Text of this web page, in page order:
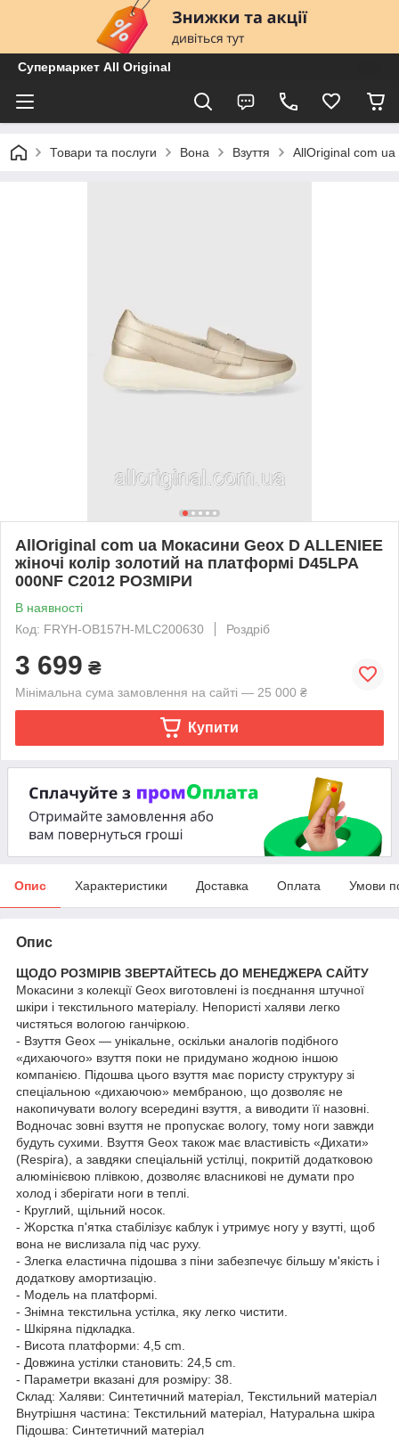
Супермаркет All Original
Товари та послуги Вона Взуття AllOriginal com ua
AllOriginal com ua Мокасини Geox D ALLENIEE
жіночі колір золотий на платформі D45LPA
000NF C2012 РОЗМІРИ
В наявності
Код: FRYH-OB157H-MLC200630
Роздріб
3 699 ₴
Мінімальна сума замовлення на сайті — 25 000 ₴
Купити
Опис Характеристики Доставка Оплата Умови
Опис
ЩОДО РОЗМІРІВ ЗВЕРТАЙТЕСЬ ДО МЕНЕДЖЕРА САЙТУ
Мокасини з колекції Geox виготовлені із поєднання штучної
шкіри і текстильного матеріалу. Непористі халяви легко
чистяться вологою ганчіркою.
- Взуття Geox — унікальне, оскільки аналогів подібного
«дихаючого» взуття поки не придумано жодною іншою
компанією. Підошва цього взуття має пористу структуру зі
спеціальною «дихаючою» мембраною, що дозволяє не
накопичувати вологу всередині взуття, а виводити її назовні.
Водночас зовні взуття не пропускає вологу, тому ноги завжди
будуть сухими. Взуття Geox також має властивість «Дихати»
(Respira), а завдяки спеціальній устілці, покритій додатковою
алюмінієвою плівкою, дозволяє власникові не думати про
холод і зберігати ноги в теплі.
- Круглий, щільний носок.
- Жорстка п'ятка стабілізує каблук і утримує ногу у взутті, щоб
вона не вислизала під час руху.
- Злегка еластична підошва з піни забезпечує більшу м'якість і
додаткову амортизацію.
- Модель на платформі.
- Знімна текстильна устілка, яку легко чистити.
- Шкіряна підкладка.
- Висота платформи: 4,5 cm.
- Довжина устілки становить: 24,5 cm.
- Параметри вказані для розміру: 38.
Склад: Халяви: Синтетичний матеріал, Текстильний матеріал
Внутрішня частина: Текстильний матеріал, Натуральна шкіра
Підошва: Синтетичний матеріал